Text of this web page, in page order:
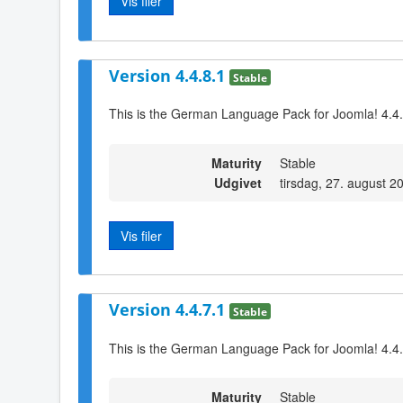
Version 4.4.8.1 Stable
This is the German Language Pack for Joomla!
Maturity
Stable
Udgivet
tirsdag, 27. august
Vis filer
Version 4.4.7.1 Stable
This is the German Language Pack for Joomla!
Maturity
Stable